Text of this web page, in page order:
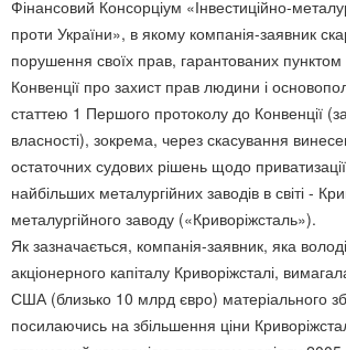
Фінансовий Консорціум «Інвестиційно-
проти України», в якому компанія-заявник
порушення своїх прав, гарантованих пунктом
Конвенції про захист прав людини і
статтею 1 Першого протоколу до Конвенції
власності), зокрема, через скасування
остаточних судових рішень щодо
найбільших металургійних заводів в світі -
металургійного заводу («Криворіжсталь»).
Як зазначається, компанія-заявник, яка
акціонерного капіталу Криворіжсталі,
США (близько 10 млрд євро) матеріального
посилаючись на збільшення ціни